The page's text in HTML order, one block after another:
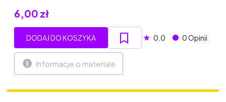
6,00 zł
DODAJ DO KOSZYKA ★ 0.0 0 Opinii
Informacje o materiale